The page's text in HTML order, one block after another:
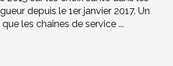
depuis le 1er janvier 2017. Un
les chaînes de service ...